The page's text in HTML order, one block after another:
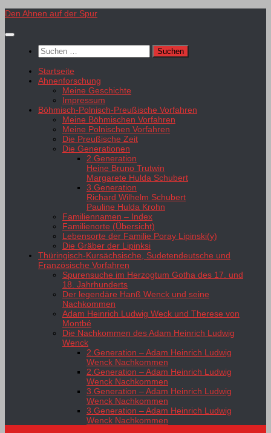
Zum
springen
Den Ahnen auf der Spur
Suchen
nach:
Startseite
Ahnenforschung
Meine Geschichte
Impressum
Böhmisch-Polnisch-Preußische Vorfahren
Meine Böhmischen Vorfahren
Meine Polnischen Vorfahren
Die Preußische Zeit
Die Generationen
2.Generation
Heine Bruno Trutwin
Margarete Hulda Schubert
3.Generation
Richard Wilhelm Schubert
Pauline Hulda Krohn
Familiennamen – Index
Familienorte (Übersicht)
Lebensorte der Familie Poray Lipinski(y)
Die Gräber der Lipinksi
Thüringisch-Kursächsische, Sudetendeutsche und
Französische Vorfahren
Spurensuche im Herzogtum Gotha des 17. und
18. Jahrhunderts
Der legendäre Hanß Wenck und seine
Nachkommen
Adam Heinrich Ludwig Weck und Therese von
Montbé
Die Nachkommen des Adam Heinrich Ludwig
Wenck
2.Generation – Adam Heinrich Ludwig
Wenck Nachkommen
2.Generation – Adam Heinrich Ludwig
Wenck Nachkommen
3.Generation – Adam Heinrich Ludwig
Wenck Nachkommen
3.Generation – Adam Heinrich Ludwig
Wenck Nachkommen